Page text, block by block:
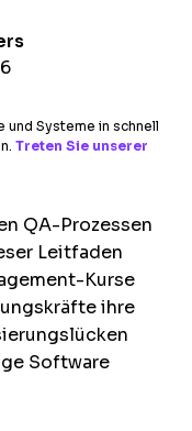
und Systeme in schnell
Treten Sie unserer
QA-Prozessen
Leitfaden
Kurse
ihre
Software